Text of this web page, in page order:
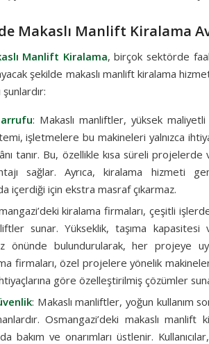
Makaslı Manlift Kiralama
Manlift Kiralama, birçok sektörde
şekilde makaslı manlift kiralama
: Makaslı manliftler, yüksek
işletmelere bu makineleri yalnızca
tanır. Bu, özellikle kısa süreli
sağlar. Ayrıca, kiralama hizmeti
içerdiği için ekstra masraf çıkarmaz.
kiralama firmaları, çeşitli
sunar. Yükseklik, taşıma
önünde bulundurularak, her projeye
firmaları, özel projelere yönelik
ihtiyaçlarına göre özelleştirilmiş çözümler
: Makaslı manliftler, yoğun kullanım
Osmangazi’deki makaslı manlift
bakım ve onarımları üstlenir.